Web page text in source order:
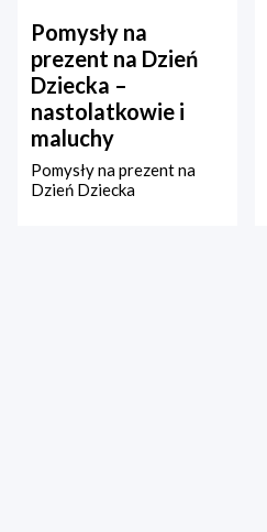
Pomysły na
prezent na Dzień
Dziecka –
nastolatkowie i
maluchy
Pomysły na prezent na
Dzień Dziecka